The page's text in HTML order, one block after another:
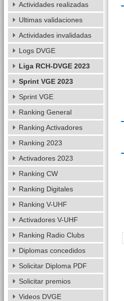
Actividades realizadas
Ultimas validaciones
Actividades invalidadas
Logs DVGE
Liga RCH-DVGE 2023
Sprint VGE 2023
Sprint VGE
Ranking General
Ranking Activadores
Ranking 2023
Activadores 2023
Ranking CW
Ranking Digitales
Ranking V-UHF
Activadores V-UHF
Ranking Radio Clubs
Diplomas concedidos
Solicitar Diploma PDF
Solicitar premios
Videos DVGE